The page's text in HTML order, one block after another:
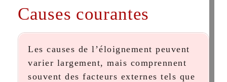
Causes courantes
Les causes de l’éloignement peuvent
varier largement, mais comprennent
souvent des facteurs externes tels que